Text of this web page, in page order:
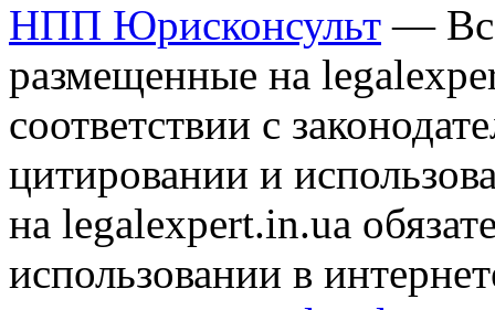
НПП Юрисконсульт —
размещенные на
соответствии с
цитировании и
на legalexpert.in.ua
использовании в